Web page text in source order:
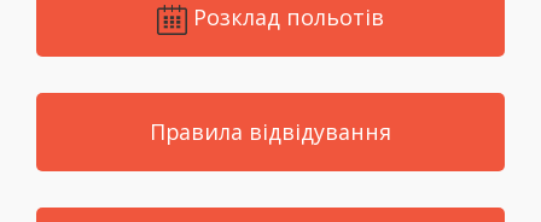
Розклад польотів
Правила відвідування